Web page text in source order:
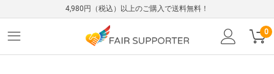
4,980円（税込）以上のご購入で送料無料！
0